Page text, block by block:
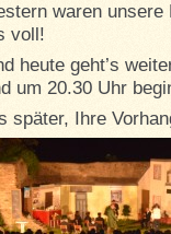
waren
voll!
heute geht’s
um 20.30 Uhr
später, Ihre